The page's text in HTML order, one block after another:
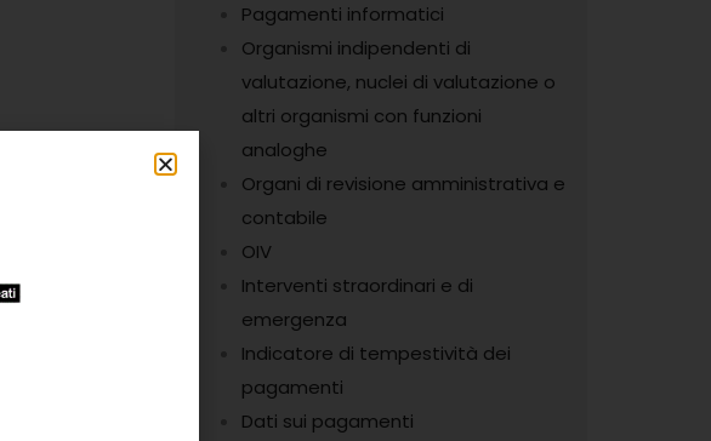
Pagamenti informatici
Organismi indipendenti di
valutazione, nuclei di valutazione o
altri organismi con funzioni
analoghe
Organi di revisione amministrativa e
contabile
OIV
Interventi straordinari e di
emergenza
Indicatore di tempestività dei
pagamenti
Dati sui pagamenti